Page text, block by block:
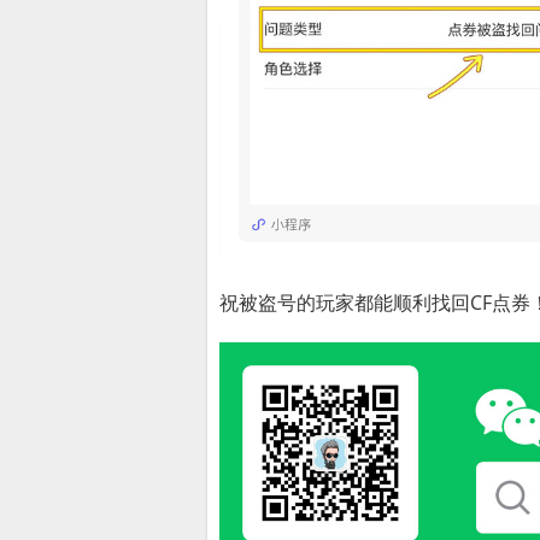
祝被盗号的玩家都能顺利找回CF点券